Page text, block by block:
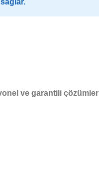
ve garantili çözümler